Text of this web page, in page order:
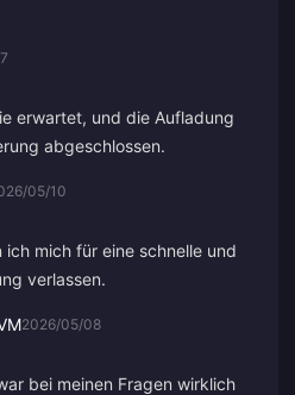
erwartet, und die Aufladung
abgeschlossen.
05/10
ich mich für eine schnelle und
verlassen.
2026/05/08
bei meinen Fragen wirklich